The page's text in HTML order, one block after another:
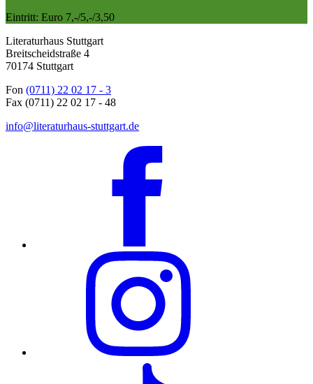
Eintritt: Euro 7,-/5,-/3,50
Literaturhaus Stuttgart
Breitscheidstraße 4
70174 Stuttgart
Fon (0711) 22 02 17 - 3
Fax (0711) 22 02 17 - 48
info@literaturhaus-stuttgart.de